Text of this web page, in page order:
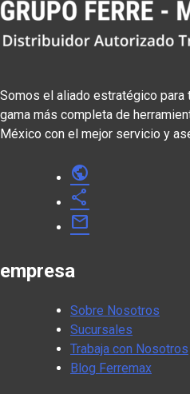
Somos el aliado estratégico para
gama más completa de
México con el mejor servicio y
public
share
mail
empresa
Sobre Nosotros
Sucursales
Trabaja con Nosotros
Blog Ferremax